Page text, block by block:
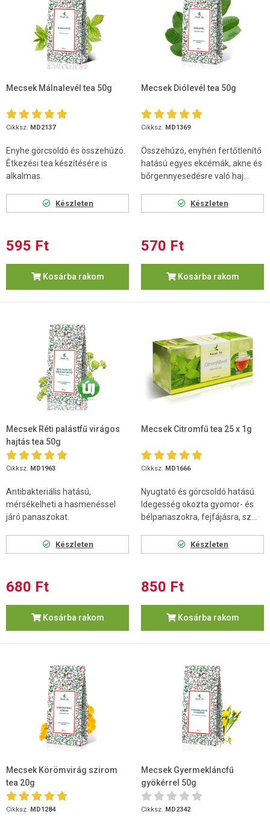
Mecsek Málnalevél tea 50g
Cikksz. MD2137
Enyhe görcsoldó és összehúzó.
Étkezési tea készítésére is
alkalmas.
Készleten
595 Ft
Kosárba rakom
Mecsek Diólevél tea 50g
Cikksz. MD1369
Összehúzó, enyhén fertőtlenítő
hatású egyes ekcémák, akne és
bőrgennyesedésre való haj...
Készleten
570 Ft
Kosárba rakom
Mecsek Réti palástfű virágos
hajtás tea 50g
Cikksz. MD1963
Antibakteriális hatású,
mérsékelheti a hasmenéssel
járó panaszokat.
Készleten
680 Ft
Kosárba rakom
Mecsek Citromfű tea 25 x 1g
Cikksz. MD1666
Nyugtató és görcsoldó hatású.
Idegesség okozta gyomor- és
bélpanaszokra, fejfájásra, sz...
Készleten
850 Ft
Kosárba rakom
Mecsek Körömvirág szirom
tea 20g
Cikksz. MD1284
Mecsek Gyermekláncfű
gyökérrel 50g
Cikksz. MD2342